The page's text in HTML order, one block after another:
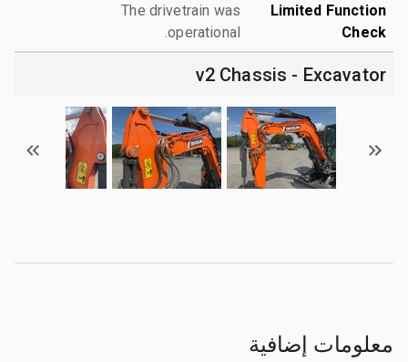
Limited Function
Check
The drivetrain was
operational.
v2 Chassis - Excavator
معلومات إضافية